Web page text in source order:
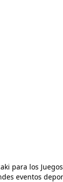
para los
eventos